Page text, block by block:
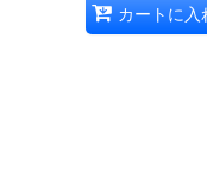
カートに入